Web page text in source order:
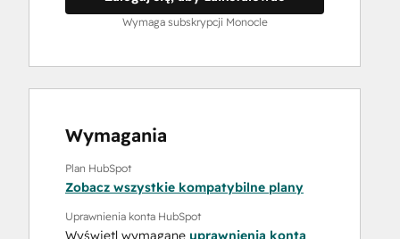
Wymaga subskrypcji Monocle
Wymagania
Plan HubSpot
Zobacz wszystkie kompatybilne plany
Uprawnienia konta HubSpot
Wyświetl wymagane uprawnienia konta